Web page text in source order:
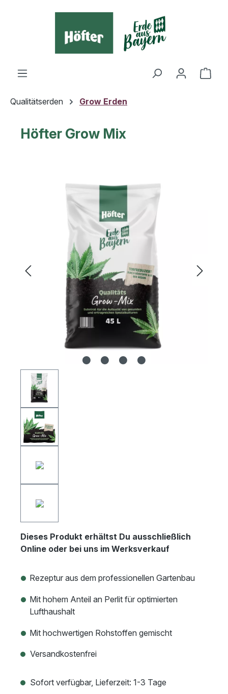
Qualitätserden Grow Erden
Höfter Grow Mix
Dieses Produkt erhältst Du ausschließlich
Online oder bei uns im Werksverkauf
Rezeptur aus dem professionellen Gartenbau
Mit hohem Anteil an Perlit für optimierten
Lufthaushalt
Mit hochwertigen Rohstoffen gemischt
Versandkostenfrei
Sofort verfügbar, Lieferzeit: 1-3 Tage